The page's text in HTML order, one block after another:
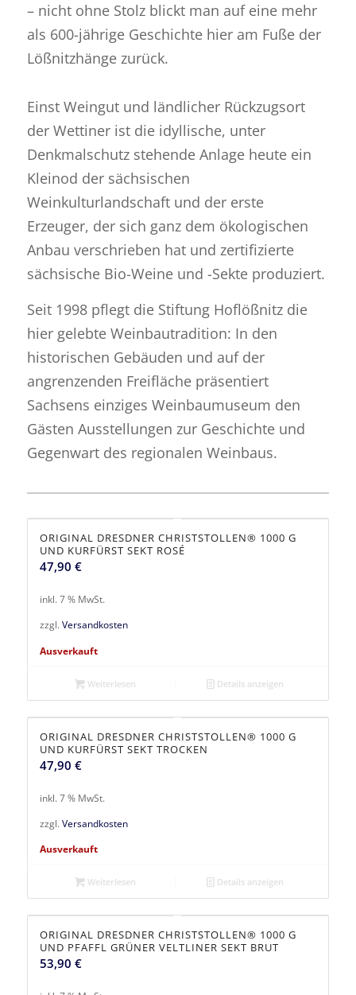
– nicht ohne Stolz blickt man auf eine mehr
als 600-jährige Geschichte hier am Fuße der
Lößnitzhänge zurück.
Einst Weingut und ländlicher Rückzugsort
der Wettiner ist die idyllische, unter
Denkmalschutz stehende Anlage heute ein
Kleinod der sächsischen
Weinkulturlandschaft und der erste
Erzeuger, der sich ganz dem ökologischen
Anbau verschrieben hat und zertifizierte
sächsische Bio-Weine und -Sekte produziert.
Seit 1998 pflegt die Stiftung Hoflößnitz die
hier gelebte Weinbautradition: In den
historischen Gebäuden und auf der
angrenzenden Freifläche präsentiert
Sachsens einziges Weinbaumuseum den
Gästen Ausstellungen zur Geschichte und
Gegenwart des regionalen Weinbaus.
ORIGINAL DRESDNER CHRISTSTOLLEN® 1000 G
UND KURFÜRST SEKT ROSÉ
47,90 €
inkl. 7 % MwSt.
zzgl.Versandkosten
Ausverkauft
Weiterlesen Details anzeigen
ORIGINAL DRESDNER CHRISTSTOLLEN® 1000 G
UND KURFÜRST SEKT TROCKEN
47,90 €
inkl. 7 % MwSt.
zzgl. Versandkosten
Ausverkauft
Weiterlesen Details anzeigen
ORIGINAL DRESDNER CHRISTSTOLLEN® 1000 G
UND PFAFFL GRÜNER VELTLINER SEKT BRUT
53,90 €